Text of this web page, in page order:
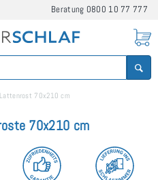
Beratung 0800 10 77 777
Lattenrost 70x210 cm
70x210 cm